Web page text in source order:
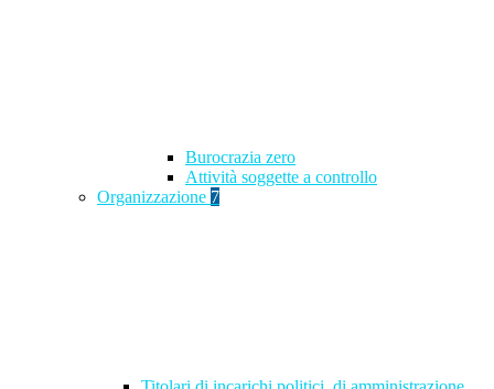
Burocrazia zero
Attività soggette a controllo
Organizzazione 7